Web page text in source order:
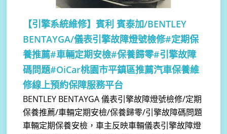
【引擎系統維修】賓利 賓泰加/BENTLEY
BENTAYGA/儀表引擎故障燈號檢修#定期保
養推薦#車輛定期安檢#保養歸零#引擎故障
碼問題#OiCar桃園市平鎮區推薦汽車保養維
修線上預約保障服務平台
BENTLEY BENTAYGA 儀表引擎故障燈號檢修/定期
保養推薦/車輛定期安檢/保養歸零/引擎故障碼問題
車輛定期保養安檢，車主反映車輛儀表引擎故障燈